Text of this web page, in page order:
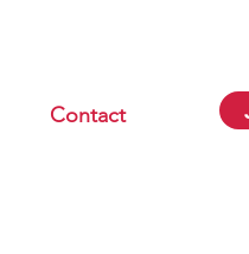
Contact